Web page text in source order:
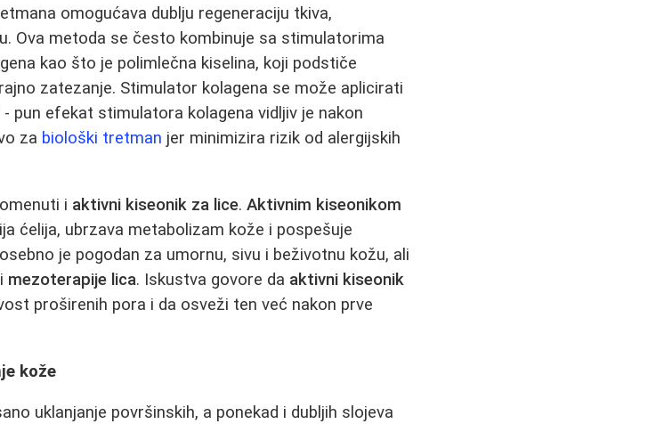
omogućava dublju regeneraciju tkiva,
Ova metoda se često kombinuje sa stimulatorima
kao što je polimlečna kiselina, koji podstiče
zatezanje. Stimulator kolagena se može aplicirati
pun efekat stimulatora kolagena vidljiv je nakon
za biološki tretman jer minimizira rizik od alergijskih
i aktivni kiseonik za lice.Aktivnim kiseonikom
ćelija, ubrzava metabolizam kože i pospešuje
je pogodan za umornu, sivu i beživotnu kožu, ali
mezoterapije lica. Iskustva govore da aktivni kiseonik
proširenih pora i da osveži ten već nakon prve
kože
uklanjanje površinskih, a ponekad i dubljih slojeva